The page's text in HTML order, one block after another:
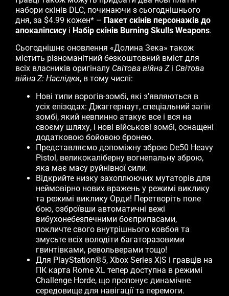
набори скінів DLC, починаючи з сьогоднішнього
дня, за $4.99 кожен* – Пакет скінів персонажів до
апокаліпсису і Набір скінів Burning Skulls Weapons.
Сьогоднішнє оновлення «Долина Зека» також
містить різноманітний безкоштовний вміст для
всіх власників оригіналу Світова війна Z і Світова
війна Z: Наслідки, в тому числі:
Нові типи ворогів-зомбі, які з’являються в
усіх епізодах: Джаггернаут, спеціальний загін
зомбі, який невпинно атакує все і вся на
своєму шляху, і нові військові зомбі, оснащені
додатковою бойовою бронею.
Представляємо допоміжну зброю De50 Heavy
Pistol, великокаліберну вогнепальну зброю,
яка має масу руйнівної сили.
Відкрийте низку захоплюючих мутаторів для
неймовірно нових вражень у режимі виклику
та режимі виклику Орди! Перетворіть поле
бою, озброївши автоматичні вежі
вибухонебезпечними боєприпасами,
покличте свого внутрішнього ковбоя та
змусьте всіх володіти багаторазовими
гвинтівками, револьверами тощо!
Для PlayStation®5, Xbox Series X|S і гравців на
ПК карта Rome XL тепер доступна в режимі
Challenge Horde, що пропонує динамічне
середовище для навігації та перемоги.